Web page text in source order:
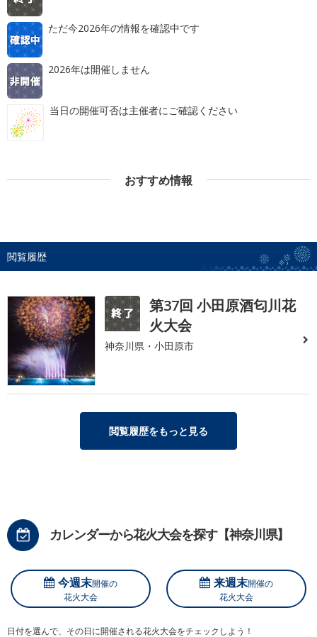
ただ今2026年の情報を確認中です
2026年は開催しません
当日の開催可否は主催者にご確認ください
おすすめ情報
閲覧履歴
第37回 小田原酒匂川花
火大会
神奈川県・小田原市
閲覧履歴をもっと見る
カレンダーから花火大会を探す【神奈川県】
今週末開催の
花火大会
来週末開催の
花火大会
日付を選んで、その日に開催される花火大会をチェックしよう！